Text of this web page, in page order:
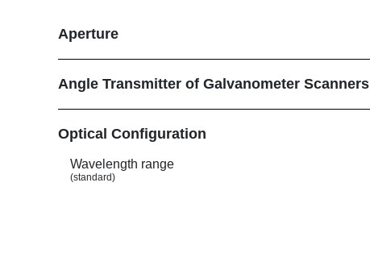
Aperture
Angle Transmitter of Galvanometer Scanners
Show
Optical Configuration
Wavelength range
(standard)